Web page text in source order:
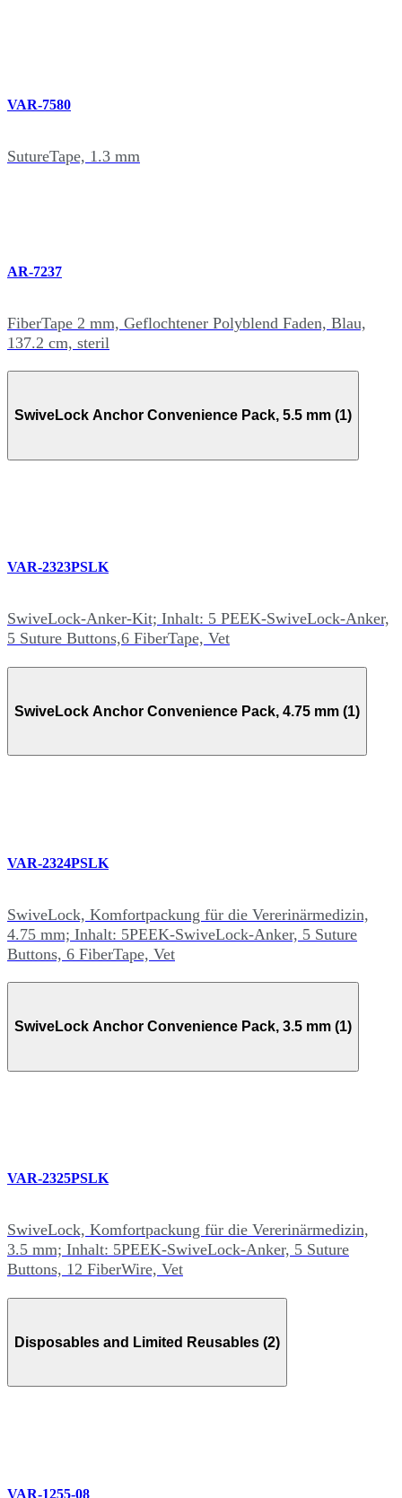
VAR-7580
SutureTape, 1.3 mm
AR-7237
FiberTape 2 mm, Geflochtener Polyblend Faden, Blau,
137.2 cm, steril
SwiveLock Anchor Convenience Pack, 5.5 mm (1)
VAR-2323PSLK
SwiveLock-Anker-Kit; Inhalt: 5 PEEK-SwiveLock-Anker,
5 Suture Buttons,6 FiberTape, Vet
SwiveLock Anchor Convenience Pack, 4.75 mm (1)
VAR-2324PSLK
SwiveLock, Komfortpackung für die Vererinärmedizin,
4.75 mm; Inhalt: 5PEEK-SwiveLock-Anker, 5 Suture
Buttons, 6 FiberTape, Vet
SwiveLock Anchor Convenience Pack, 3.5 mm (1)
VAR-2325PSLK
SwiveLock, Komfortpackung für die Vererinärmedizin,
3.5 mm; Inhalt: 5PEEK-SwiveLock-Anker, 5 Suture
Buttons, 12 FiberWire, Vet
Disposables and Limited Reusables (2)
VAR-1255-08